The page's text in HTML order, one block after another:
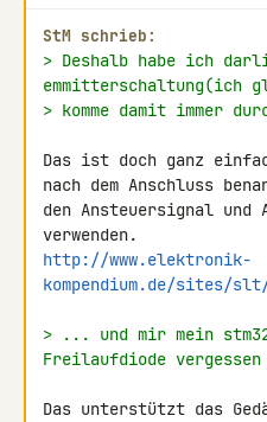
StM schrieb:
> Deshalb habe ich
emmitterschaltung(ich
> komme damit immer
Das ist doch ganz
nach dem Anschluss
den Ansteuersignal und
http://www.elektronik-
kompendium.de/sites/slt/
> ... und mir mein
Freilaufdiode
Das unterstützt das